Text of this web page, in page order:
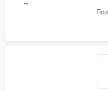
Подключение
Сброс настроек и